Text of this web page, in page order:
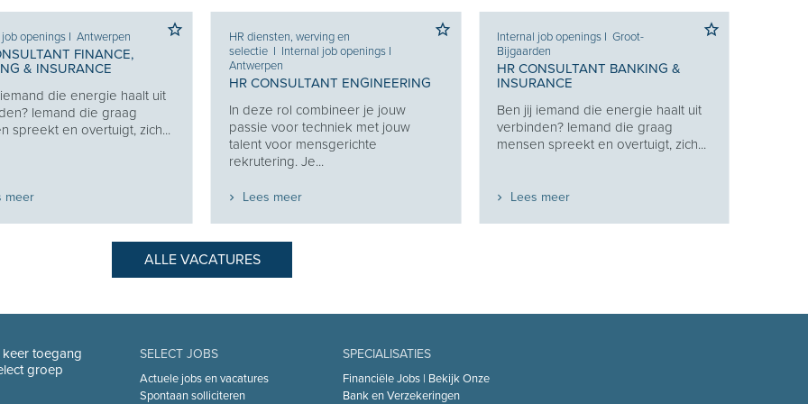
HR diensten, werving en
selectieIInternal job openings
Antwerpen
In deze rol combineer je jouw
passie voor techniek met jouw
Lees meer
Internal job openings
Bijgaarden
INSURANCE
Ben jij iemand die energie haalt uit
verbinden? Iemand die graag
mensen spreekt en overtuigt, zich...
Lees meer
Internal job openings Dendermonde
INSURANCE
verbinden? Iemand die graag
mensen spreekt en overtuigt, zich...
Lees meer
ALLE VACATURES
toegang
groep
SELECT JOBS
Actuele jobs en vacatures
Spontaan solliciteren
SPECIALISATIES
Financiële Jobs | Bekijk Onze
Bank en Verzekeringen